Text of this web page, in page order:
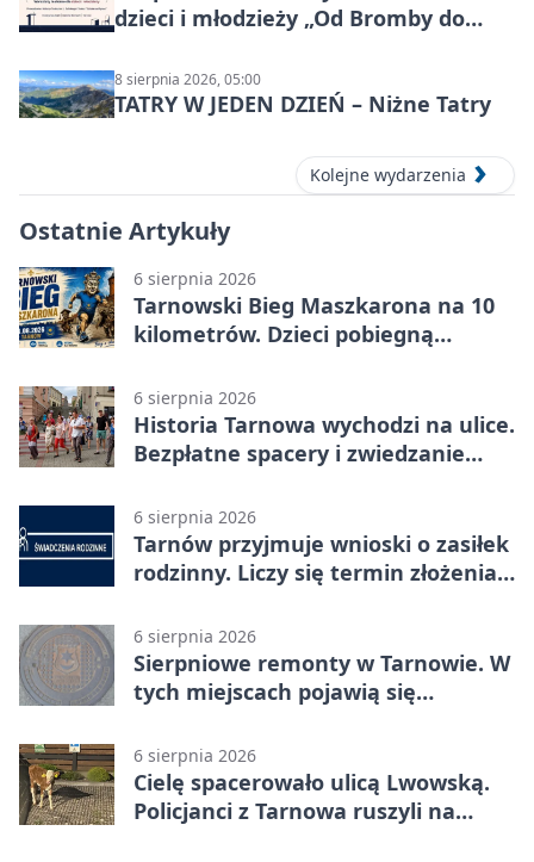
dzieci i młodzieży „Od Bromby do
8 sierpnia 2026, 05:00
TATRY W JEDEN DZIEŃ – Niżne Tatry
Kolejne wydarzenia
Ostatnie Artykuły
6 sierpnia 2026
Tarnowski Bieg Maszkarona na 10
kilometrów. Dzieci pobiegną
6 sierpnia 2026
Historia Tarnowa wychodzi na ulice.
Bezpłatne spacery i zwiedzanie
6 sierpnia 2026
Tarnów przyjmuje wnioski o zasiłek
rodzinny. Liczy się termin złożenia
6 sierpnia 2026
Sierpniowe remonty w Tarnowie. W
tych miejscach pojawią się
6 sierpnia 2026
Cielę spacerowało ulicą Lwowską.
Policjanci z Tarnowa ruszyli na